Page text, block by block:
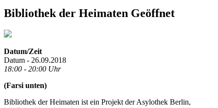
Bibliothek der Heimaten Geöffnet
Datum/Zeit
Datum - 26.09.2018
18:00 - 20:00 Uhr
(Farsi unten)
Bibliothek der Heimaten ist ein Projekt der Asylothek Berlin,